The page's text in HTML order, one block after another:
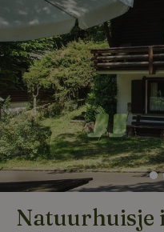
Natuurhuisje